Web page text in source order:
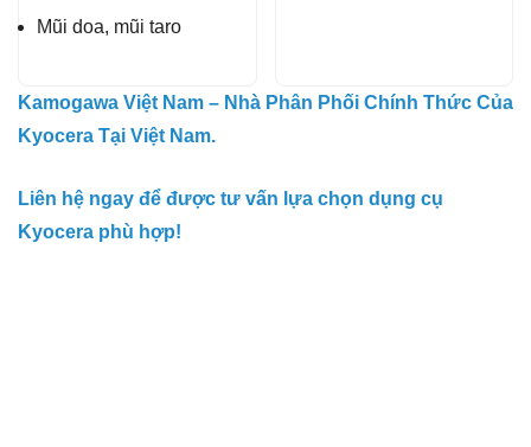
Mũi doa, mũi taro
Kamogawa Việt Nam – Nhà Phân Phối Chính Thức Của
Kyocera Tại Việt Nam.
Liên hệ ngay để được tư vấn lựa chọn dụng cụ
Kyocera phù hợp!